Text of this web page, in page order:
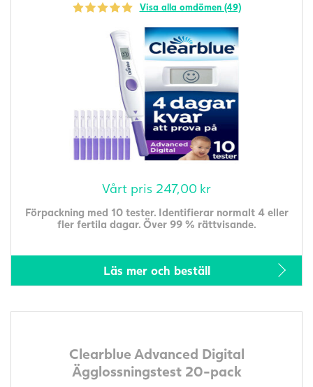
Visa alla omdömen (49)
Vårt pris 247,00 kr
Förpackning med 10 tester. Identifierar normalt 4 eller
fler fertila dagar. Över 99 % rättvisande.
Läs mer och beställ
Clearblue Advanced Digital
Ägglossningstest 20-pack